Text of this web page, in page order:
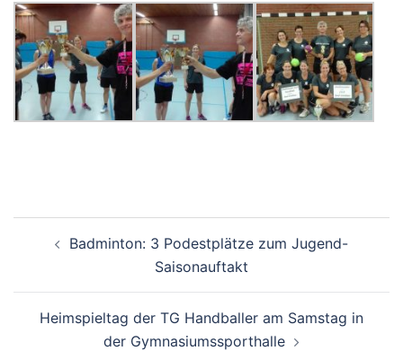
Badminton: 3 Podestplätze zum Jugend-
Saisonauftakt
Heimspieltag der TG Handballer am Samstag in
der Gymnasiumssporthalle